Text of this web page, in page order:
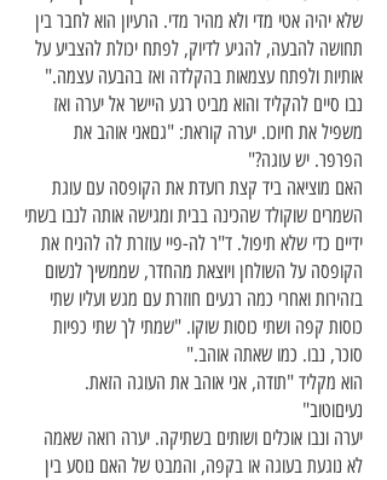
שלא יהיה אטי מדי ולא מהיר מדי. הרעיון הוא לחבר בין
תחושה להבעה, להגיע לדיוק, לפתח יכולת להצביע על
אותיות ולפתח עצמאות בהקלדה ואז בהבעה עצמה."
נבו סיים להקליד והוא מביט רגע היישר אל יערה ואז
משפיל את חיוכו. יערה קוראת: "גםאני אוהב את
הפרפר. יש עוגה?"
האם מוציאה ביד קצת רועדת את הקופסה עם עוגת
השמרים שוקולד שהכינה בבית ומגישה אותה לנבו בשתי
ידיים כדי שלא תיפול. ד"ר לה-פיי עוזרת לה להניח את
הקופסה על השולחן ויוצאת מהחדר, שממשיך לנשום
בזהירות ואחרי כמה רגעים חוזרת עם מגש ועליו שתי
כוסות קפה ושתי כוסות שוקו. "שמתי לך שתי כפיות
סוכר, נבו. כמו שאתה אוהב."
הוא מקליד "תודה, אני אוהב את העוגה הזאת.
נעיםוטוב"
יערה ונבו אוכלים ושותים בשתיקה. יערה רואה שאמה
לא נוגעת בעוגה או בקפה, והמבט של האם נוסע בין